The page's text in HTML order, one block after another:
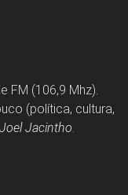
FM (106,9 Mhz).
(política, cultura,
Jacintho.